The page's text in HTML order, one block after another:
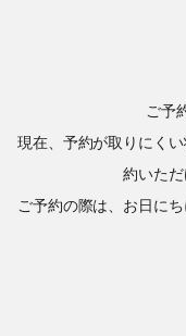
ご予
現在、予約が取りにく
約いただ
ご予約の際は、お日に